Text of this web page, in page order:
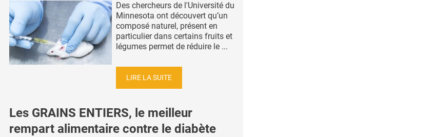
Des chercheurs de l'Université du
Minnesota ont découvert qu’un
composé naturel, présent en
particulier dans certains fruits et
légumes permet de réduire le ...
LIRE LA SUITE
Les GRAINS ENTIERS, le meilleur
rempart alimentaire contre le diabète